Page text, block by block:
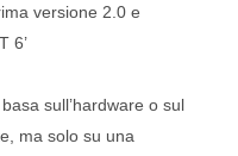
versione 2.0 e
6’
sull’hardware o sul
ma solo su una